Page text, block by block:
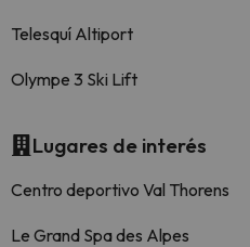
Telesquí Altiport
Olympe 3 Ski Lift
Lugares de interés
Centro deportivo Val Thorens
Le Grand Spa des Alpes